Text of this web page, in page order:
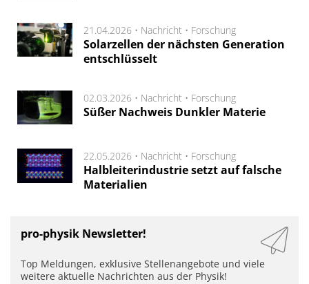
21.04.2026 • Nachricht • Forschung
Solarzellen der nächsten Generation
entschlüsselt
02.03.2026 • Nachricht • Forschung
Süßer Nachweis Dunkler Materie
22.05.2026 • Nachricht • Forschung
Halbleiterindustrie setzt auf falsche
Materialien
pro-physik Newsletter!
Top Meldungen, exklusive Stellenangebote und viele
weitere aktuelle Nachrichten aus der Physik!